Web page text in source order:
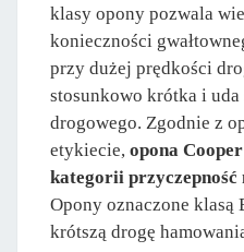
klasy opony pozwala
konieczności
przy dużej prędkości
stosunkowo krótka i
drogowego. Zgodnie z
etykiecie, opona
kategorii
Opony oznaczone klasą
krótszą drogę